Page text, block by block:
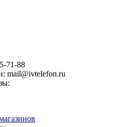
71-88
mail@ivtelefon.ru